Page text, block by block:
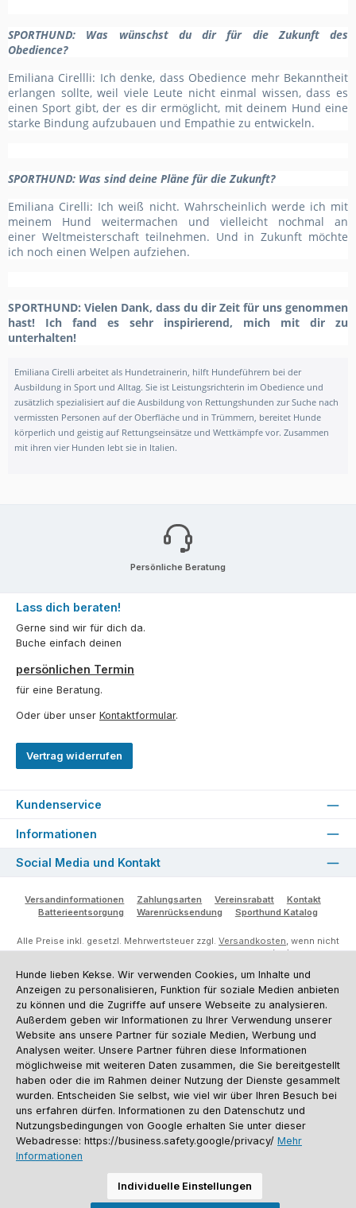
SPORTHUND: Was wünschst du dir für die Zukunft des
Obedience?
Emiliana Cirellli: Ich denke, dass Obedience mehr Bekanntheit
erlangen sollte, weil viele Leute nicht einmal wissen, dass es
einen Sport gibt, der es dir ermöglicht, mit deinem Hund eine
starke Bindung aufzubauen und Empathie zu entwickeln.
SPORTHUND: Was sind deine Pläne für die Zukunft?
Emiliana Cirelli: Ich weiß nicht. Wahrscheinlich werde ich mit
meinem Hund weitermachen und vielleicht nochmal an
einer Weltmeisterschaft teilnehmen. Und in Zukunft möchte
ich noch einen Welpen aufziehen.
SPORTHUND: Vielen Dank, dass du dir Zeit für uns genommen
hast! Ich fand es sehr inspirierend, mich
mit dir zu
unterhalten!
Emiliana Cirelli arbeitet als Hundetrainerin, hilft Hundeführern bei der
Ausbildung in Sport und Alltag. Sie ist Leistungsrichterin im Obedience und
zusätzlich spezialisiert auf die Ausbildung von Rettungshunden zur Suche nach
vermissten Personen auf der Oberfläche und in Trümmern, bereitet Hunde
körperlich und geistig auf Rettungseinsätze und Wettkämpfe vor. Zusammen
mit ihren vier Hunden lebt sie in Italien.
Persönliche Beratung
Lass dich beraten!
Gerne sind wir für dich da.
Buche einfach deinen
persönlichen Termin
für eine Beratung.
Oder über unser Kontaktformular.
Vertrag widerrufen
Kundenservice
Informationen
Social Media und Kontakt
Versandinformationen Zahlungsarten Vereinsrabatt
Kontakt
Batterieentsorgung
Warenrücksendung Sporthund Katalog
Alle Preise inkl. gesetzl. Mehrwertsteuer zzgl. Versandkosten, wenn nicht
anders angegeben. Preise vor dem Login werden in Euro (DE) angezeigt.
vorbehalten.
© 2026 Sporthund - Alle Rechte vorbehalten. Theme byThemeWare®
Hunde lieben Kekse. Wir verwenden Cookies, um Inhalte und
Anzeigen zu personalisieren, Funktion für soziale Medien anbieten
zu können und die Zugriffe auf unsere Webseite zu analysieren.
Außerdem geben wir Informationen zu Ihrer Verwendung unserer
Website ans unsere Partner für soziale Medien, Werbung und
Analysen weiter. Unsere Partner führen diese Informationen
möglichweise mit weiteren Daten zusammen, die Sie bereitgestellt
haben oder die im Rahmen deiner Nutzung der Dienste gesammelt
wurden. Entscheiden Sie selbst, wie viel wir über Ihren Besuch bei
uns erfahren dürfen. Informationen zu den Datenschutz und
Nutzungsbedingungen von Google erhalten Sie unter dieser
Webadresse: https://business.safety.google/privacy/ Mehr
Informationen
Individuelle Einstellungen